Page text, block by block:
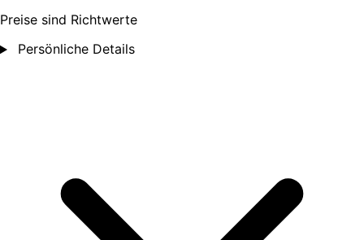
Preise sind Richtwerte
Persönliche Details